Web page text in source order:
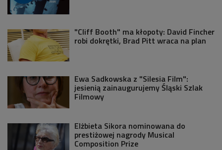
"Cliff Booth" ma kłopoty: David Fincher
robi dokrętki, Brad Pitt wraca na plan
Ewa Sadkowska z "Silesia Film":
jesienią zainaugurujemy Śląski Szlak
Filmowy
Elżbieta Sikora nominowana do
prestiżowej nagrody Musical
Composition Prize